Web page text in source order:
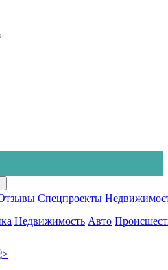
Спецпроекты
Недвижимость Авто